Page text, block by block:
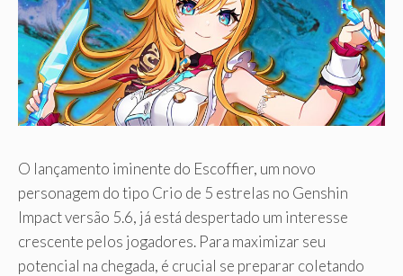
O lançamento iminente do Escoffier, um novo
personagem do tipo Crio de 5 estrelas no Genshin
Impact versão 5.6, já está despertado um interesse
crescente pelos jogadores. Para maximizar seu
potencial na chegada, é crucial se preparar coletando